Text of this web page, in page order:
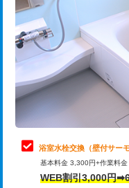
カメラ調査
桝清掃
止水・漏水調査・防水処
理・調整・分解・加工
止水・漏水調査・防水処
理・調整・分解・加工な
止水・漏水調査・防水
理・調整・分解・加工
浴室水栓交換（壁付サー
基本料金 3,300円+作業料
WEB割引3,000円